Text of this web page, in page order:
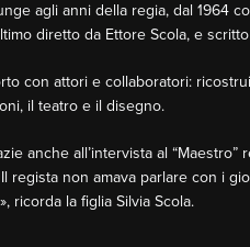
agli anni della regia, dal 1964
diretto da Ettore Scola, e
con attori e collaboratori:
il teatro e il disegno.
anche all’intervista al “Maestro”
non amava parlare con i
ricorda la figlia Silvia Scola.